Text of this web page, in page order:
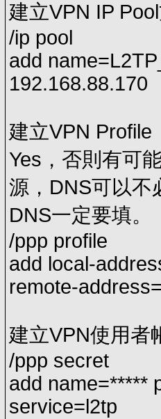
建立VPN IP
/ip pool
add
192.168.88.170
建立VPN Profile
Yes，否則有可
源，DNS可以不
DNS一定要填。
/ppp profile
add local-
remote-
建立VPN使用者
/ppp secret
add name=*****
service=l2tp